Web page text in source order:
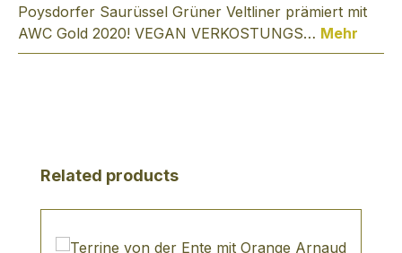
Poysdorfer Saurüssel Grüner Veltliner prämiert mit
AWC Gold 2020! VEGAN VERKOSTUNGS… Mehr
Produktgalerie überspringen
Related products